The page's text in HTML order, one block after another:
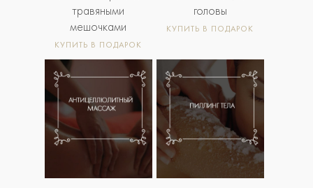
травяными
мешочками
КУПИТЬ В ПОДАРОК
головы
КУПИТЬ В ПОДАРОК
3 000Р 5
000
2 600Р 4
300